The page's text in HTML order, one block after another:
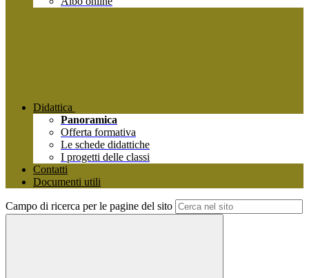
Didattica
Panoramica
Offerta formativa
Le schede didattiche
I progetti delle classi
Contatti
Documenti utili
Campo di ricerca per le pagine del sito